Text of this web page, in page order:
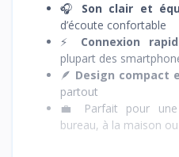
🎧 Son clair et
d’écoute confortable
⚡ Connexion
plupart des
🪶 Design compact
partout
💼 Parfait pour une
bureau, à la maison